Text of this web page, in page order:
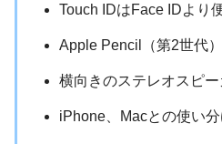
Touch IDはFace IDより
Apple Pencil（第2世代
横向きのステレオスピ
iPhone、Macとの使い